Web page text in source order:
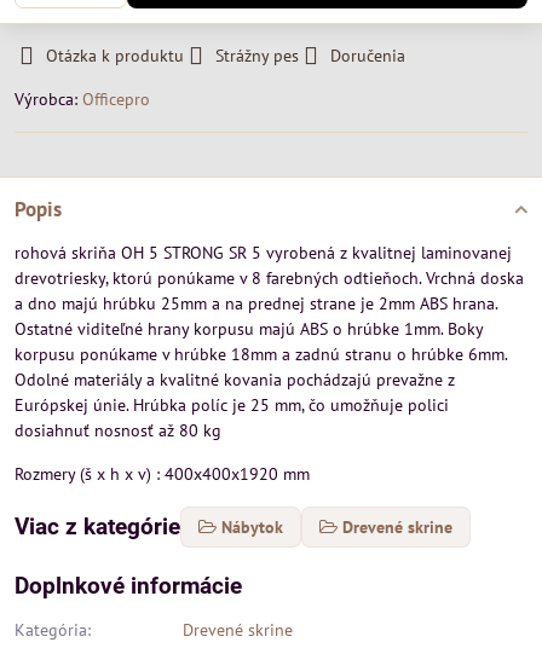
Otázka k produktu Strážny pes
Doručenia
Výrobca: Officepro
Popis
rohová skriňa OH 5 STRONG SR 5 vyrobená z kvalitnej laminovanej
drevotriesky, ktorú ponúkame v 8 farebných odtieňoch. Vrchná doska
a dno majú hrúbku 25mm a na prednej strane je 2mm ABS hrana.
Ostatné viditeľné hrany korpusu majú ABS o hrúbke 1mm. Boky
korpusu ponúkame v hrúbke 18mm a zadnú stranu o hrúbke 6mm.
Odolné materiály a kvalitné kovania pochádzajú prevažne z
Európskej únie. Hrúbka políc je 25 mm, čo umožňuje polici
dosiahnuť nosnosť až 80 kg
Rozmery (š x h x v) : 400x400x1920 mm
Viac z kategórie Nábytok Drevené skrine
Doplnkové informácie
Kategória: Drevené skrine